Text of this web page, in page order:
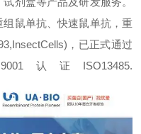
鼠单抗、快速鼠单抗，重
，已正式通过
认证ISO13485.